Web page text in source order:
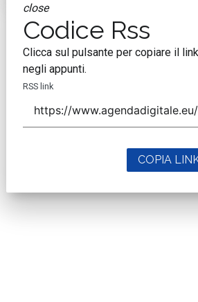
close
Codice Rss
Clicca sul pulsante per copiare il
negli appunti.
RSS link
COPIA